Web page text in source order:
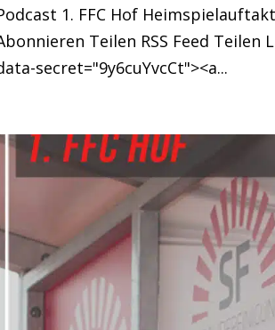
1. FFC Hof
Teilen RSS Feed
secret="9y6cuYvcCt"><a...